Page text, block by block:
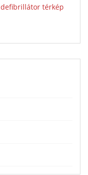
defibrillátor térkép